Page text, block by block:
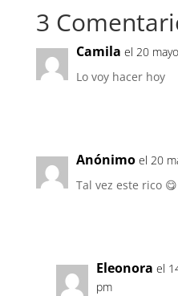
3
Camila el 20
Lo voy hacer hoy
Anónimo el 20
Tal vez este rico 😋
Eleonora el
pm